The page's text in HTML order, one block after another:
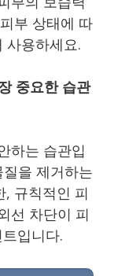
부 상태에 따
사용하세요.
중요한 습관
하는 습관입
을 제거하는
, 규칙적인 피
선 차단이 피
입니다.